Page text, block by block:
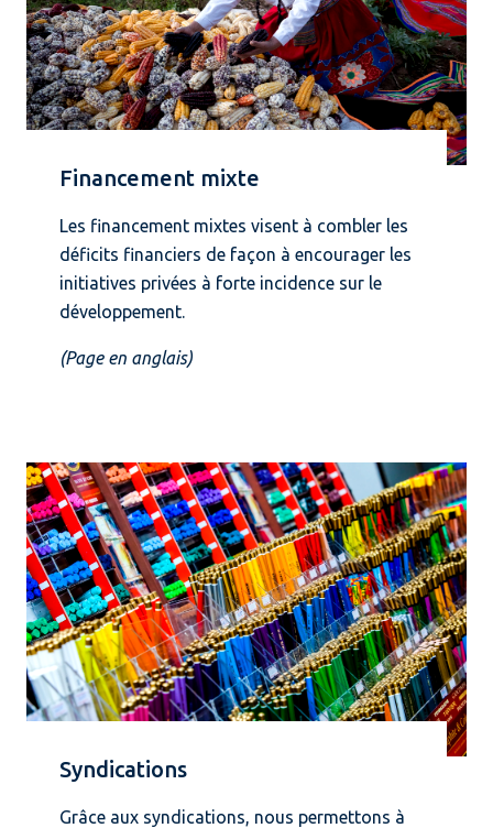
Financement mixte
Les financement mixtes visent à combler les
déficits financiers de façon à encourager les
initiatives privées à forte incidence sur le
développement.
(Page en anglais)
Syndications
Grâce aux syndications, nous permettons à